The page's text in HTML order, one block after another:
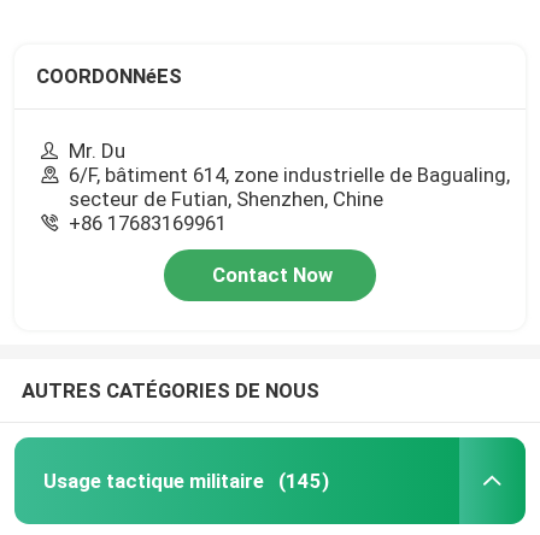
COORDONNéES
Mr. Du
6/F, bâtiment 614, zone industrielle de Bagualing,
secteur de Futian, Shenzhen, Chine
+86 17683169961
Contact Now
AUTRES CATÉGORIES DE NOUS
Usage tactique militaire (145)